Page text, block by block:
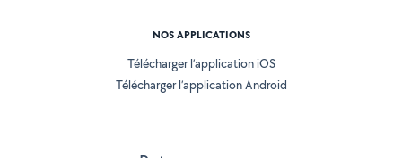
NOS APPLICATIONS
Télécharger l’application iOS
Télécharger l’application Android